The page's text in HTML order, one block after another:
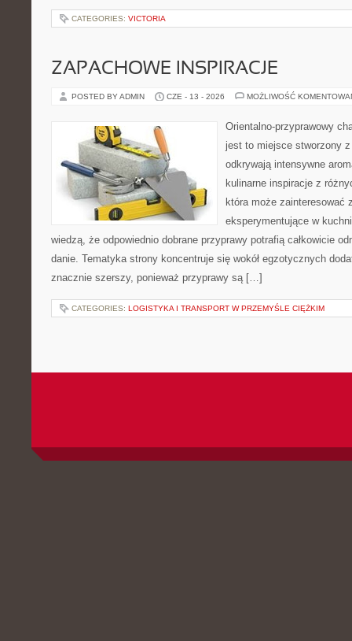
CATEGORIES: VICTORIA
ZAPACHOWE INSPIRACJE
POSTED BY ADMIN CZE - 13 - 2026 MOŻLIWOŚĆ
Orientalno-przyprawowy
jest to miejsce stworzony
odkrywają intensywne
kulinarne inspiracje z
która może zainteresować
eksperymentujące w
wiedzą, że odpowiednio dobrane przyprawy potrafią całkowicie
danie. Tematyka strony koncentruje się wokół egzotycznych
znacznie szerszy, ponieważ przyprawy są […]
CATEGORIES: LOGISTYKA I TRANSPORT W PRZEMYŚLE CIĘŻKIM